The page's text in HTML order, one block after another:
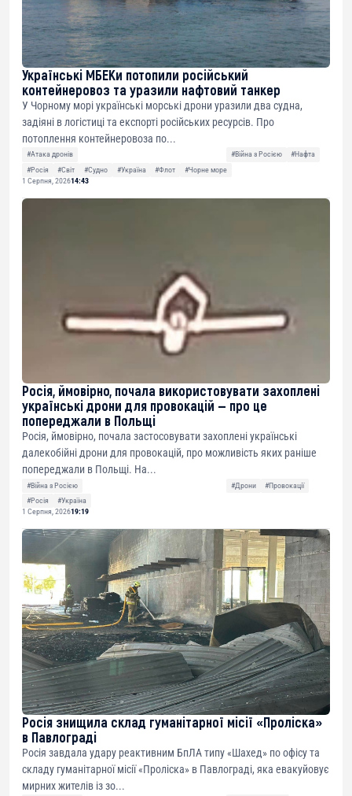
Українські МБЕКи потопили російський
контейнеровоз та уразили нафтовий танкер
У Чорному морі українські морські дрони уразили два судна,
задіяні в логістиці та експорті російських ресурсів. Про
потоплення контейнеровоза по...
#Атака дронів #Війна з Росією
#Нафта
#Росія
#Світ #Судно #Україна #Флот
#Чорне море
1 Серпня, 202614:43
Росія, ймовірно, почала використовувати захоплені
українські дрони для провокацій — про це
попереджали в Польщі
Росія, ймовірно, почала застосовувати захоплені українські
далекобійні дрони для провокацій, про можливість яких раніше
попереджали в Польщі. На...
#Війна з Росією #Дрони
#Провокації
#Росія
#Україна
1 Серпня, 202619:19
Росія знищила склад гуманітарної місії «Проліска»
в Павлограді
Росія завдала удару реактивним БпЛА типу «Шахед» по офісу та
складу гуманітарної місії «Проліска» в Павлограді, яка евакуйовує
мирних жителів із зо...